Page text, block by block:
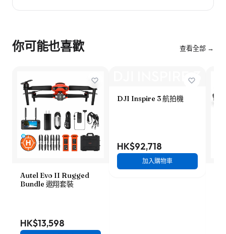
你可能也喜歡 查看全部 →
Autel Evo II Rugged
Bundle 遨翔套裝
HK$13,598
DJI Inspire 3 航拍機
HK$92,718
加入購物車